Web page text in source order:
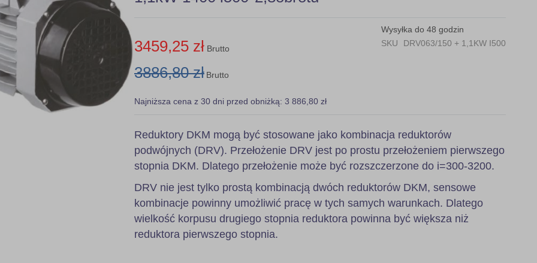
Wysyłka do 48 godzin
SKU
DRV063/150 + 1,1KW I500
3459,25 zł Brutto
3886,80 zł Brutto
Najniższa cena z 30 dni przed obniżką: 3 886,80 zł
Reduktory DKM mogą być stosowane jako kombinacja reduktorów
podwójnych (DRV). Przełożenie DRV jest po prostu przełożeniem pierwszego
stopnia DKM. Dlatego przełożenie może być rozszczerzone do i=300-3200.
DRV nie jest tylko prostą kombinacją dwóch reduktorów DKM, sensowe
kombinacje powinny umożliwić pracę w tych samych warunkach. Dlatego
wielkość korpusu drugiego stopnia reduktora powinna być większa niż
reduktora pierwszego stopnia.